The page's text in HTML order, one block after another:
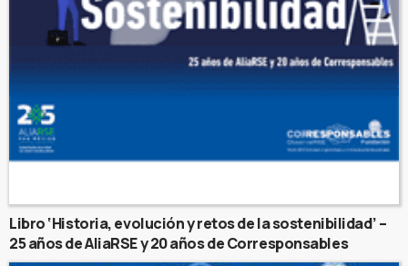
Libro ‘Historia, evolución y retos de la sostenibilidad’ –
25 años de AliaRSE y 20 años de Corresponsables